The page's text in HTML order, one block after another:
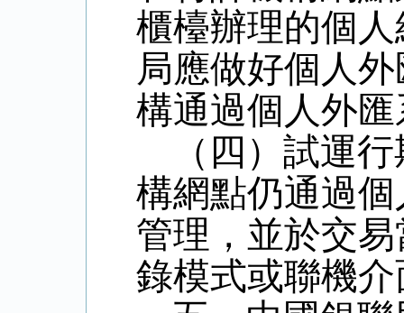
櫃檯辦理的個
局應做好個人
構通過個人外
（四）試運
構網點仍通過
管理，並於交
錄模式或聯機